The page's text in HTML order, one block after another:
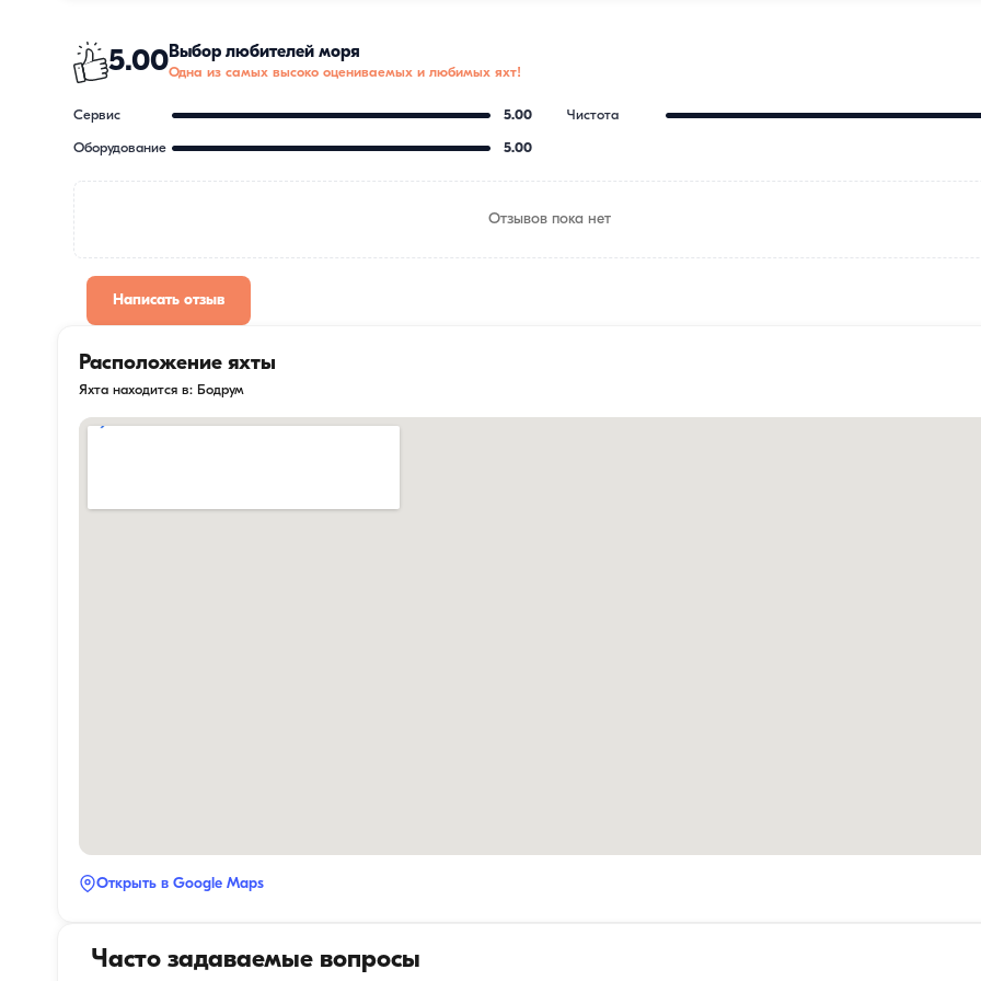
5.00Выбор любителей моря
Одна из самых высоко оцениваемых и любимых яхт!
Сервис 5.00 Чистота
Оборудование 5.00
Отзывов пока нет
Написать отзыв
Расположение яхты
Яхта находится в: Бодрум
Открыть в Google Maps
Часто задаваемые вопросы